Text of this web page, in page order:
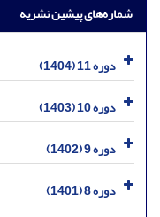
شماره‌های پیشین نشریه
دوره 11 (1404)
دوره 10 (1403)
دوره 9 (1402)
دوره 8 (1401)